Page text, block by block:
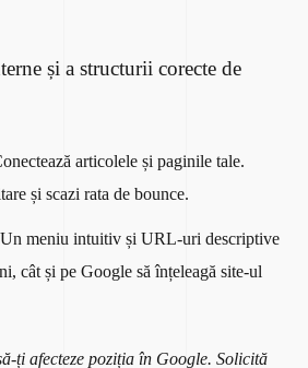
și a structurii corecte de
articolele și paginile tale.
și scazi rata de bounce.
meniu intuitiv și URL-uri descriptive
cât și pe Google să înțeleagă site-ul
ți afecteze poziția în Google. Solicită